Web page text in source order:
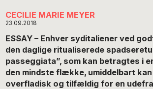
CECILIE MARIE MEYER
23.09.2018
ESSAY – Enhver syditaliener ved
den daglige ritualiserede
passeggiata”, som kan betragtes i
den mindste flække, umiddelbart
overfladisk og tilfældig for en